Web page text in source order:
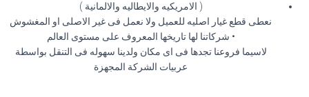
( الامريكيه والايطاليه والالمانية )
نعطى قطع غيار اصليه للعميل ولا نعمل فى غير الاصلى او المغشوش
• شركاتنا لها تاريخها المعروف على مستوى العالم
لاسيما فروعنا تجدها فى اى مكان ولدينا سهوله فى التنقل بواسطة
عربيات الشركة المجهزة